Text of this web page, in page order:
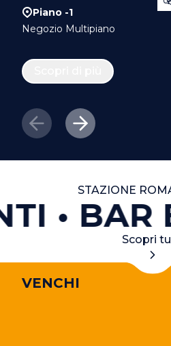
Piano -1
Negozio Multipiano
STAZIONE
BAR
Scopri
VENCHI